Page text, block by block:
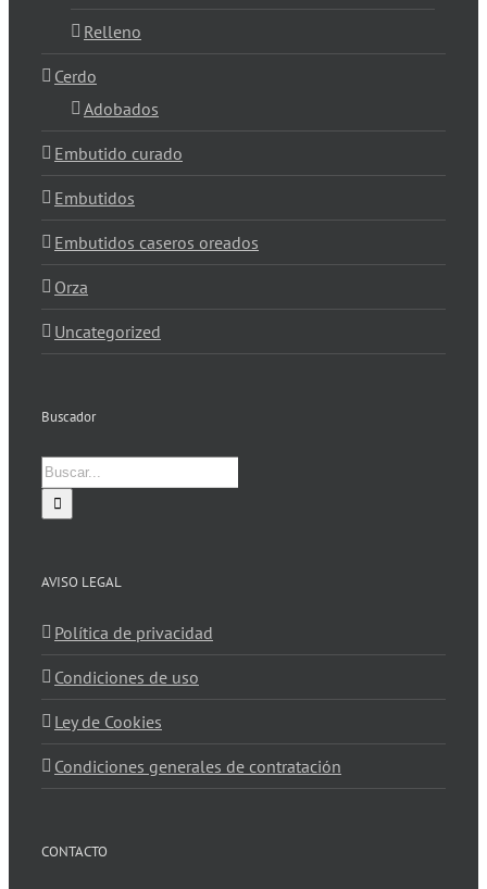
Relleno
Cerdo
Adobados
Embutido curado
Embutidos
Embutidos caseros oreados
Orza
Uncategorized
Buscador
Buscar:
AVISO LEGAL
Política de privacidad
Condiciones de uso
Ley de Cookies
Condiciones generales de contratación
CONTACTO